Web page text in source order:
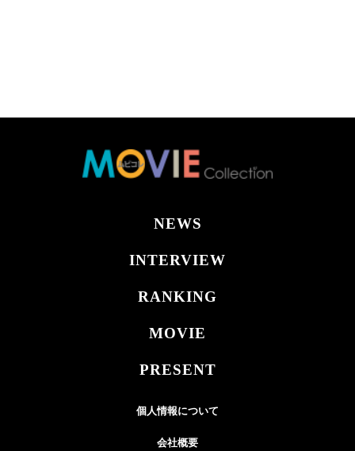
NEWS
INTERVIEW
RANKING
MOVIE
PRESENT
個人情報について
会社概要